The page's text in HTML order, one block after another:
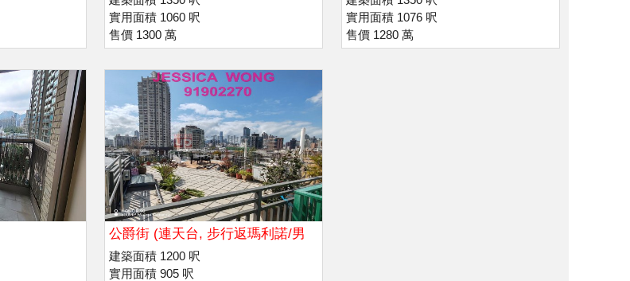
實用面積 1060 呎
售價 1300 萬
實用面積 1076 呎
售價 1280 萬
公爵街 (連天台, 步行返瑪利諾/男
拔萃書院
建築面積 1200 呎
實用面積 905 呎